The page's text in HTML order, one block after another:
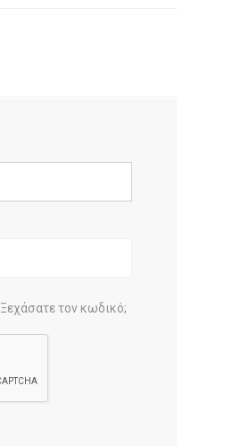
Ξεχάσατε τον κωδικό;